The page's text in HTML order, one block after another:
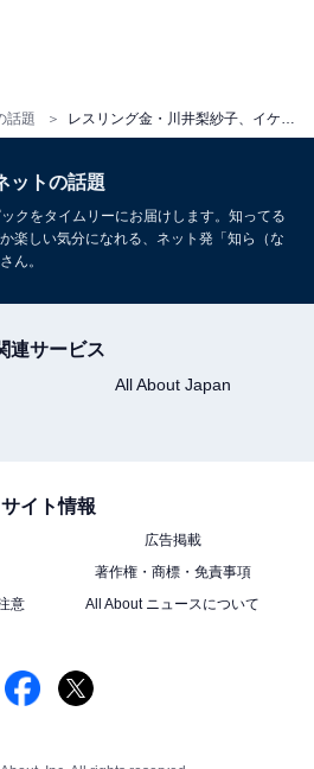
話題 レスリング金・川井梨紗子、イケメン夫とのウエディングフォト公開！ 「マジにカッケーし美しいしお似合いです」
ットの話題
クをタイムリーにお届けします。知ってる
楽しい気分になれる、ネット発「知ら（な
ん。
連サービス
All About Japan
サイト情報
広告掲載
著作権・商標・免責事項
意
All About ニュースについて